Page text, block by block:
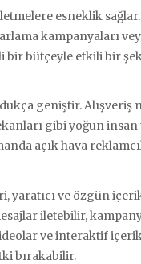
esneklik
kampanyaları
bir bütçeyle etkili bir
geniştir.
gibi yoğun
açık hava
yaratıcı ve özgün
iletebilir,
ve interaktif
bırakabilir.